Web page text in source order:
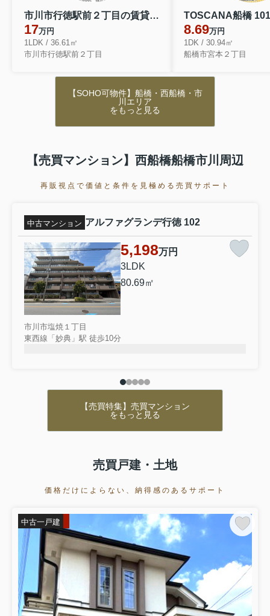
市川市行徳駅前２丁目の賃貸マンション 311.
17万円
1LDK / 36.61㎡
市川市行徳駅前２丁目
TOSCANA船橋 101
8.69万円
1DK / 30.94㎡
船橋市宮本２丁目
【SOHO可物件】船橋・西船橋・市
川エリア
をもっと見る
【売買マンション】西船橋船橋市川周辺
再販視点で価値と条件を見極める売買サポート
中古マンション アルファグランデ行徳 102
5,198万円
3LDK
80.69㎡
市川市塩焼１丁目
東西線「妙典」駅 徒歩10分
【売買特集】売買マンション
をもっと見る
売買戸建・土地
価格だけによらない、納得感のあるサポート
中古一戸建